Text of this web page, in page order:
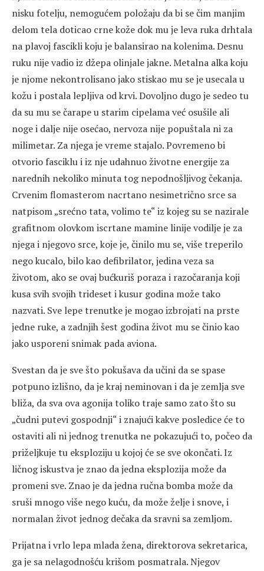
nisku fotelju, nemogućem položaju da bi se čim manjim
delom tela doticao crne kože dok mu je leva ruka drhtala
na plavoj fascikli koju je balansirao na kolenima. Desnu
ruku nije vadio iz džepa olinjale jakne. Metalna alka koju
je njome nekontrolisano jako stiskao mu se je usecala u
kožu i postala lepljiva od krvi. Dovoljno dugo je sedeo tu
da su mu se čarape u starim cipelama već osušile ali
noge i dalje nije osećao, nervoza nije popuštala ni za
milimetar. Za njega je vreme stajalo. Povremeno bi
otvorio fasciklu i iz nje udahnuo životne energije za
narednih nekoliko minuta tog nepodnošljivog čekanja.
Crvenim flomasterom nacrtano nesimetrično srce sa
natpisom „srećno tata, volimo te“ iz kojeg su se nazirale
grafitnom olovkom iscrtane mamine linije vodilje je za
njega i njegovo srce, koje je, činilo mu se, više treperilo
nego kucalo, bilo kao defibrilator, jedina veza sa
životom, ako se ovaj bućkuriš poraza i razočaranja koji
kusa svih svojih trideset i kusur godina može tako
nazvati. Sve lepe trenutke je mogao izbrojati na prste
jedne ruke, a zadnjih šest godina život mu se činio kao
jako usporeni snimak pada aviona.
Svestan da je sve što pokušava da učini da se spase
potpuno izlišno, da je kraj neminovan i da je zemlja sve
bliža, da sva ova agonija toliko traje samo zato što su
„čudni putevi gospodnji“ i znajući kakve posledice će to
ostaviti ali ni jednog trenutka ne pokazujući to, počeo da
priželjkuje tu eksploziju u kojoj će se sve okončati. Iz
ličnog iskustva je znao da jedna eksplozija može da
promeni sve. Znao je da jedna ručna bomba može da
sruši mnogo više nego kuću, da može želje i snove, i
normalan život jednog dečaka da sravni sa zemljom.
Prijatna i vrlo lepa mlada žena, direktorova sekretarica,
ga je sa nelagodnošću krišom posmatrala. Njegov